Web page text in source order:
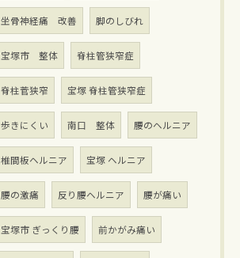
坐骨神経痛 改善 脚のしびれ
宝塚市 整体 脊柱管狭窄症
脊柱菅狭窄 宝塚 脊柱管狭窄症
歩きにくい 南口 整体 腰のヘルニア
椎間板ヘルニア 宝塚 ヘルニア
腰の激痛 反り腰ヘルニア 腰が痛い
宝塚市 ぎっくり腰 前かがみ痛い